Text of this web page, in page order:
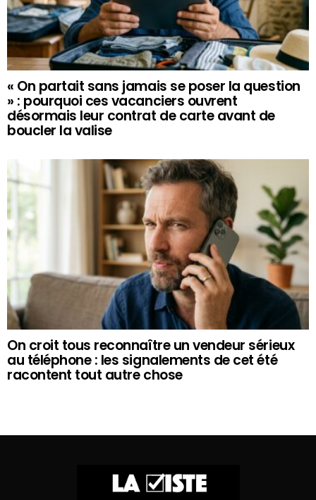
« On partait sans jamais se poser la question
» : pourquoi ces vacanciers ouvrent
désormais leur contrat de carte avant de
boucler la valise
On croit tous reconnaître un vendeur sérieux
au téléphone : les signalements de cet été
racontent tout autre chose